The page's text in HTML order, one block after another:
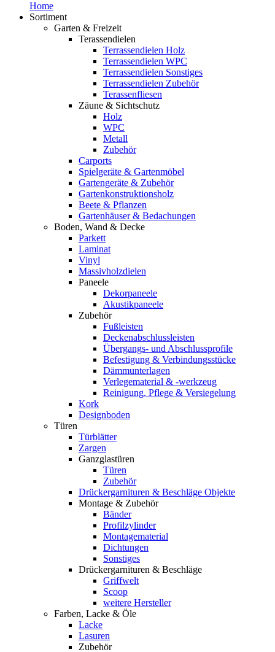
Home
Sortiment
Garten & Freizeit
Terassendielen
Terrassendielen Holz
Terrassendielen WPC
Terrassendielen Sonstiges
Terrassendielen Zubehör
Terassenfliesen
Zäune & Sichtschutz
Holz
WPC
Metall
Zubehör
Carports
Spielgeräte & Gartenmöbel
Gartengeräte & Zubehör
Gartenkonstruktionsholz
Beete & Pflanzen
Gartenhäuser & Bedachungen
Boden, Wand & Decke
Parkett
Laminat
Vinyl
Massivholzdielen
Paneele
Dekorpaneele
Akustikpaneele
Zubehör
Fußleisten
Deckenabschlussleisten
Übergangs- und Abschlussprofile
Befestigung & Verbindungsstücke
Dämmunterlagen
Verlegematerial & -werkzeug
Reinigung, Pflege & Versiegelung
Kork
Designboden
Türen
Türblätter
Zargen
Ganzglastüren
Türen
Zubehör
Drückergarnituren & Beschläge Objekte
Montage & Zubehör
Bänder
Profilzylinder
Montagematerial
Dichtungen
Sonstiges
Drückergarnituren & Beschläge
Griffwelt
Scoop
weitere Hersteller
Farben, Lacke & Öle
Lacke
Lasuren
Zubehör